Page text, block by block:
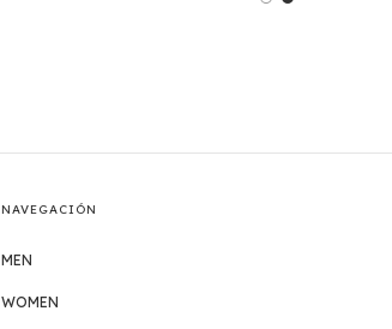
NAVEGACIÓN
MEN
WOMEN